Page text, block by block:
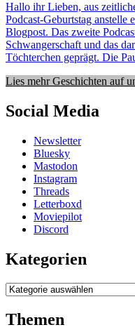
Hallo ihr Lieben, aus
Podcast-Geburtstag anstelle
Blogpost. Das zweite
Schwangerschaft und das
Töchterchen geprägt. Die
Lies mehr Geschichten auf
Social Media
Newsletter
Bluesky
Mastodon
Instagram
Threads
Letterboxd
Moviepilot
Discord
Kategorien
Kategorien
Themen